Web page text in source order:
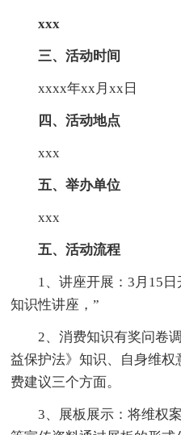
xxx
三、活动时间
xxxx年xx月xx日
四、活动地点
xxx
五、举办单位
xxx
五、活动流程
1、讲座开展：3月15日
知识性讲座，”
2、消费知识有奖问卷调
益保护法》知识、自身维
费建议三个方面。
3、展板展示：将维权案